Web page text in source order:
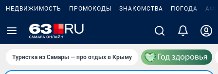
НЕДВИЖИМОСТЬ ПРОМОКОДЫ ЗНАКОМСТВА ПОГОДА
Туристка из Самары — про отдых в Крыму